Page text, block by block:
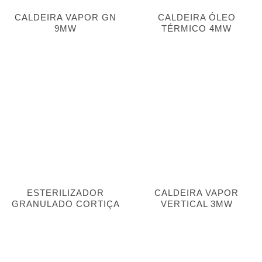
CALDEIRA VAPOR GN
9MW
CALDEIRA ÓLEO
TÉRMICO 4MW
ESTERILIZADOR
GRANULADO CORTIÇA
CALDEIRA VAPOR
VERTICAL 3MW